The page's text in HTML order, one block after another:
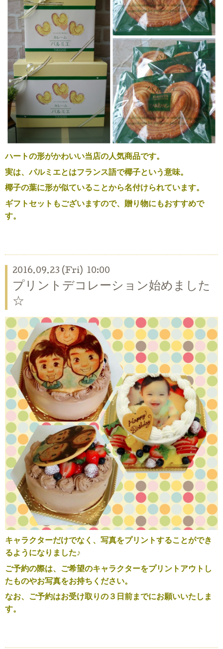
ハートの形がかわいい当店の人気商品です。
実は、パルミエとはフランス語で椰子という意味。
椰子の葉に形が似ていることから名付けられています。
ギフトセットもございますので、贈り物にもおすすめで
す。
2016.09.23 (Fri) 10:00
プリントデコレーション始めました
☆
キャラクターだけでなく、写真をプリントすることができ
るようになりました♪
ご予約の際は、ご希望のキャラクターをプリントアウトし
たものやお写真をお持ちください。
なお、ご予約はお受け取りの３日前までにお願いいたしま
す。